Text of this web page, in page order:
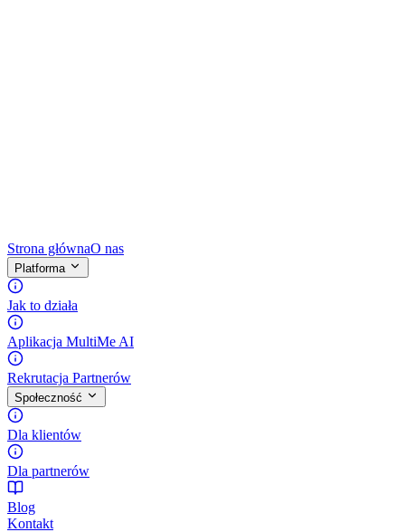
Strona głównaO nas
Platforma
Jak to działa
Aplikacja MultiMe AI
Rekrutacja Partnerów
Społeczność
Dla klientów
Dla partnerów
Blog
Kontakt